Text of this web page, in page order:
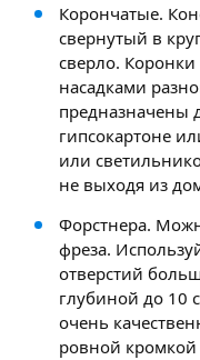
Корончатые.
свернутый в
сверло.
насадками
предназначены
гипсокартоне
или
не выходя из
Форстнера.
фреза.
отверстий
глубиной до 10
очень
ровной кромкой